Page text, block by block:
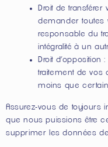
Droit de
demander toutes
responsable du
intégralité à un
Droit
traitement de vos
moins que
Assurez-vous de toujours
que nous puissions être
supprimer les données